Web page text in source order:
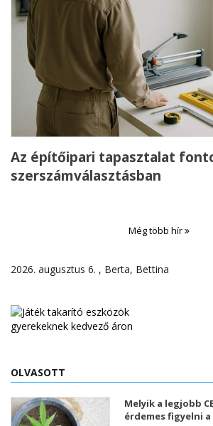
Az építőipari tapasztalat
szerszámválasztásban
Még több hír
2026. augusztus 6. , Berta, Bettina
OLVASOTT
Melyik a legjobb
érdemes figyelni